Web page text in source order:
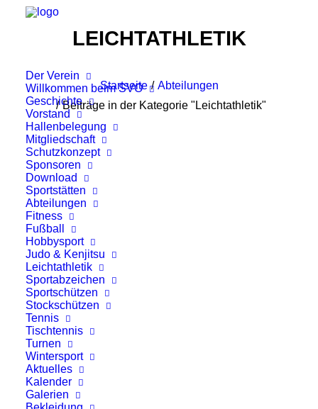
Der Verein
Willkommen beim SVO
Geschichte
Vorstand
Hallenbelegung
Mitgliedschaft
Schutzkonzept
Sponsoren
Download
Sportstätten
Abteilungen
Fitness
Fußball
Hobbysport
Judo & Kenjitsu
Leichtathletik
Sportabzeichen
Sportschützen
Stockschützen
Tennis
Tischtennis
Turnen
Wintersport
Aktuelles
Kalender
Galerien
LEICHTATHLETIK
Startseite
Abteilungen
Beiträge in der Kategorie "Leichtathletik"